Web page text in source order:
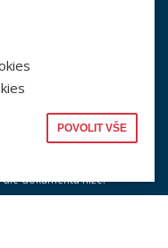
se k odběru
Odeslat
uvedenou adresu a
dokumentu níže.
POVOLIT VŠE